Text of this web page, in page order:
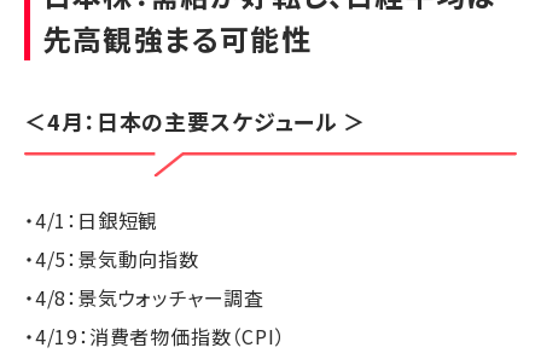
先高観強まる可能性
＜4月：日本の主要スケジュール ＞
・4/1：日銀短観
・4/5：景気動向指数
・4/8：景気ウォッチャー調査
・4/19：消費者物価指数（CPI）